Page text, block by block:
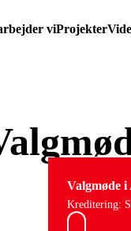
viProjekter
Valgmøde i
Kreditering: